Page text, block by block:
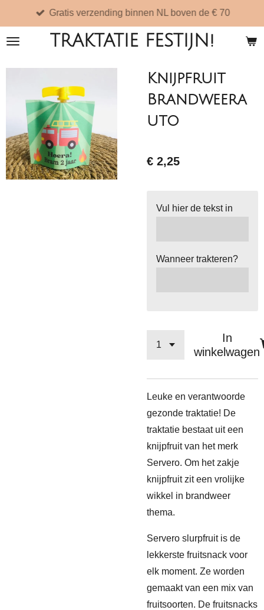
direct
naar
TRAKTATIE FESTIJN!
Gratis verzending binnen NL boven de € 70
Knijpfruit
Brandweera
uto
€ 2,25
Vul hier de tekst in
Wanneer trakteren?
In
winkelwagen
Leuke en verantwoorde
gezonde traktatie! De
traktatie bestaat uit een
knijpfruit van het merk
Servero. Om het zakje
knijpfruit zit een vrolijke
wikkel in brandweer
thema.
Servero slurpfruit is de
lekkerste fruitsnack voor
elk moment. Ze worden
gemaakt van een mix van
fruitsoorten. De fruitsnacks